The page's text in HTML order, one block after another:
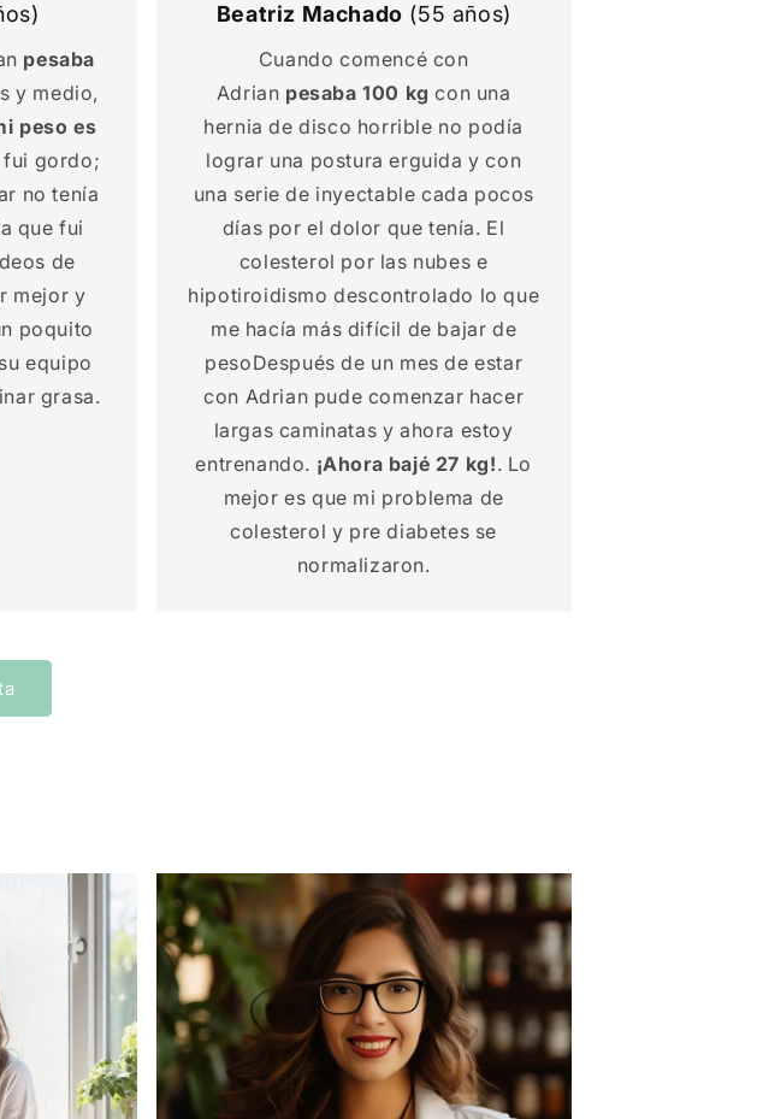
pesaba
y medio,
peso es
fui gordo;
no tenía
que fui
de
mejor y
poquito
equipo
grasa.
Beatriz Machado (55 años)
Cuando comencé con
Adrian pesaba 100 kgcon una
hernia de disco horrible no podía
lograr una postura erguida y con
una serie de inyectable cada pocos
días por el dolor que tenía. El
colesterol por las nubes e
hipotiroidismo descontrolado lo que
me hacía más difícil de bajar de
pesoDespués de un mes de estar
con Adrian pude comenzar hacer
largas caminatas y ahora estoy
entrenando. ¡Ahora bajé 27 kg!. Lo
mejor es que mi problema de
colesterol y pre diabetes se
normalizaron.